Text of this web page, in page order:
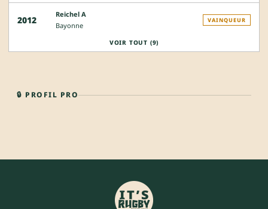
2012
Reichel A
Bayonne
VAINQUEUR
VOIR TOUT (9)
🔒 PROFIL PRO